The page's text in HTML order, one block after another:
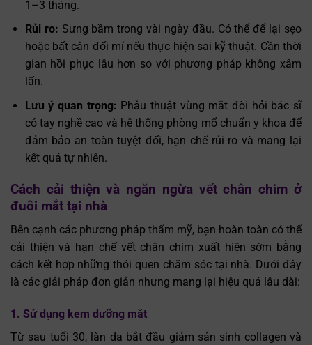
1–3 tháng.
Rủi ro: Sưng bầm trong vài ngày đầu. Có thể để lại sẹo
hoặc bất cân đối mí nếu thực hiện sai kỹ thuật. Cần thời
gian hồi phục lâu hơn so với phương pháp không xâm
lấn.
Lưu ý quan trọng: Phẫu thuật vùng mắt đòi hỏi bác sĩ
có tay nghề cao và hệ thống phòng mổ chuẩn y khoa để
đảm bảo an toàn tuyệt đối, hạn chế rủi ro và mang lại
kết quả tự nhiên.
Cách cải thiện và ngăn ngừa vết chân chim ở
đuôi mắt tại nhà
Bên cạnh các phương pháp thẩm mỹ, bạn hoàn toàn có thể
cải thiện và hạn chế vết chân chim xuất hiện sớm bằng
cách kết hợp những thói quen chăm sóc tại nhà. Dưới đây
là các giải pháp đơn giản nhưng mang lại hiệu quả lâu dài:
1. Sử dụng kem dưỡng mắt
Từ sau tuổi 30, làn da bắt đầu giảm sản sinh collagen và